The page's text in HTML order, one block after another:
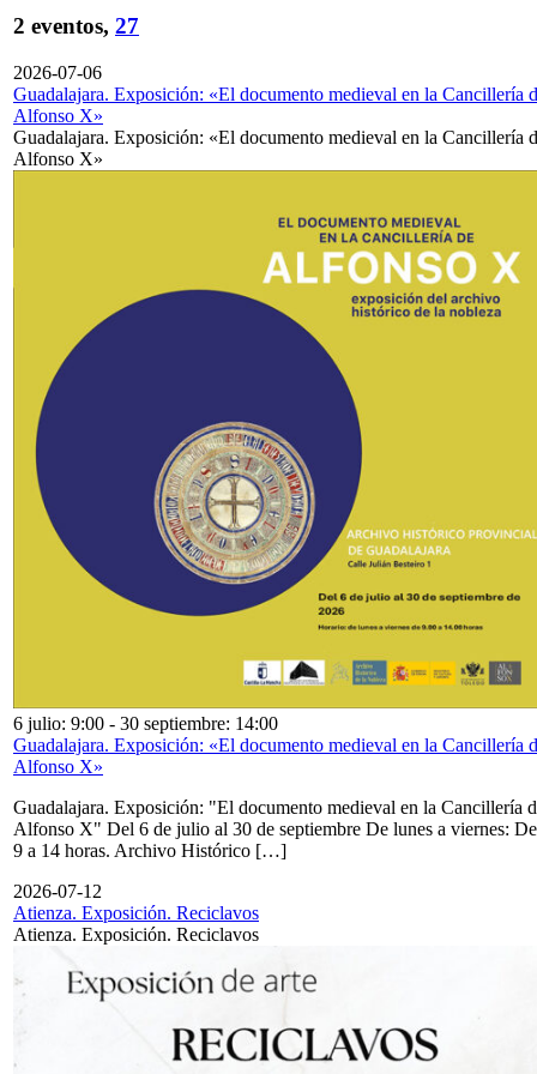
2 eventos, 27
2026-07-06
Guadalajara. Exposición: «El documento medieval en la Cancillería
Alfonso X»
Guadalajara. Exposición: «El documento medieval en la Cancillería
Alfonso X»
6 julio: 9:00 - 30 septiembre: 14:00
Guadalajara. Exposición: «El documento medieval en la Cancillería
Alfonso X»
Guadalajara. Exposición: "El documento medieval en la Cancillería
Alfonso X" Del 6 de julio al 30 de septiembre De lunes a viernes: De
9 a 14 horas. Archivo Histórico […]
2026-07-12
Atienza. Exposición. Reciclavos
Atienza. Exposición. Reciclavos